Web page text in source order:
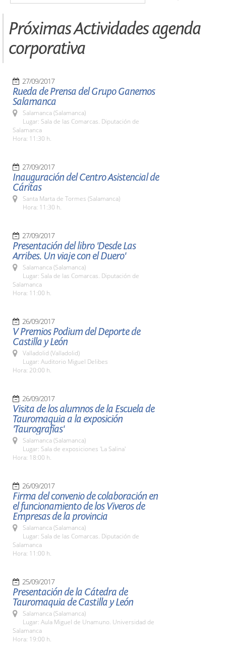
Próximas Actividades agenda
corporativa
27/09/2017
Rueda de Prensa del Grupo Ganemos
Salamanca
Salamanca (Salamanca)
Lugar: Sala de las Comarcas. Diputación de
Salamanca
Hora: 11:30 h.
27/09/2017
Inauguración del Centro Asistencial de
Cáritas
Santa Marta de Tormes (Salamanca)
Hora: 11:30 h.
27/09/2017
Presentación del libro 'Desde Las
Arribes. Un viaje con el Duero'
Salamanca (Salamanca)
Lugar: Sala de las Comarcas. Diputación de
Salamanca
Hora: 11:00 h.
26/09/2017
V Premios Podium del Deporte de
Castilla y León
Valladolid (Valladolid)
Lugar: Auditorio Miguel Delibes
Hora: 20:00 h.
26/09/2017
Visita de los alumnos de la Escuela de
Tauromaquia a la exposición
'Taurografías'
Salamanca (Salamanca)
Lugar: Sala de exposiciones 'La Salina'
Hora: 18:00 h.
26/09/2017
Firma del convenio de colaboración en
el funcionamiento de los Viveros de
Empresas de la provincia
Salamanca (Salamanca)
Lugar: Sala de las Comarcas. Diputación de
Salamanca
Hora: 11:00 h.
25/09/2017
Presentación de la Cátedra de
Tauromaquia de Castilla y León
Salamanca (Salamanca)
Lugar: Aula Miguel de Unamuno. Universidad de
Salamanca
Hora: 19:00 h.